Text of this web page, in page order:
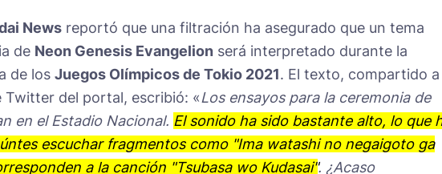
News reportó que una filtración ha asegurado que un tema
de Neon Genesis Evangelion será interpretado durante la
de los Juegos Olímpicos de Tokio 2021. El texto, compartido a
Twitter del portal, escribió: «Los ensayos para la ceremonia de
en el Estadio Nacional. El sonido ha sido bastante alto, lo que
escuchar fragmentos como "Ima watashi no negaigotoga
a la canción "Tsubasa wo Kudasai". ¿Acaso